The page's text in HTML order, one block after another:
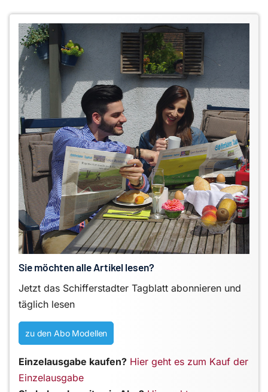
Sie möchten alle Artikel lesen?
Jetzt das Schifferstadter Tagblatt abonnieren und
täglich lesen
zu den Abo Modellen
Einzelausgabe kaufen? Hier geht es zum Kauf der
Einzelausgabe